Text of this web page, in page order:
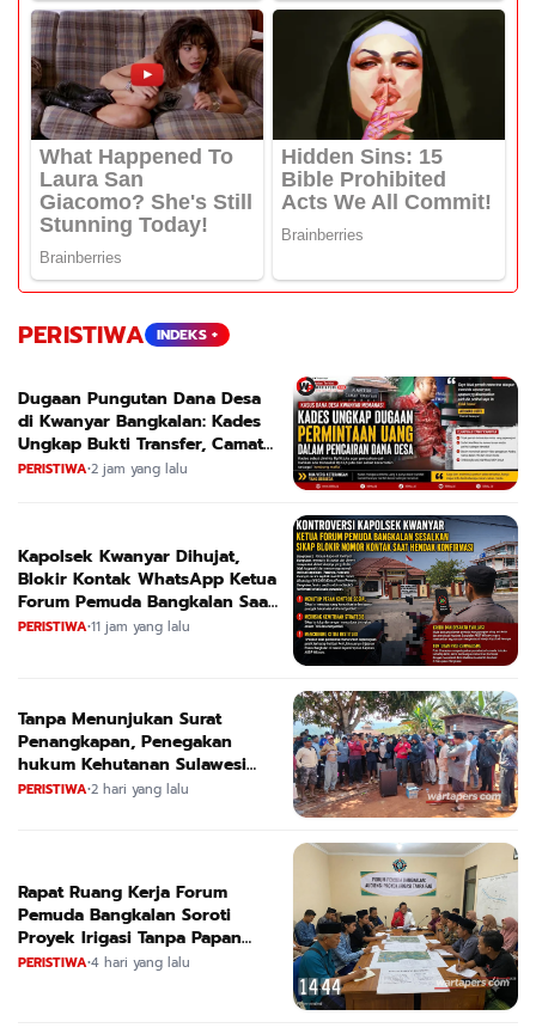
PERISTIWA INDEKS +
Dugaan Pungutan Dana Desa
di Kwanyar Bangkalan: Kades
Ungkap Bukti Transfer, Camat
Beri Bantahan Tegas
PERISTIWA•2 jam yang lalu
Kapolsek Kwanyar Dihujat,
Blokir Kontak WhatsApp Ketua
Forum Pemuda Bangkalan Saat
Dikonfirmasi
PERISTIWA•11 jam yang lalu
Tanpa Menunjukan Surat
Penangkapan, Penegakan
hukum Kehutanan Sulawesi
Selatan Culik Petani Ladah Di
PERISTIWA•2 hari yang lalu
Rapat Ruang Kerja Forum
Pemuda Bangkalan Soroti
Proyek Irigasi Tanpa Papan
Nama
PERISTIWA•4 hari yang lalu